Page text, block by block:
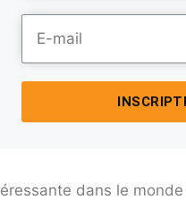
dans le